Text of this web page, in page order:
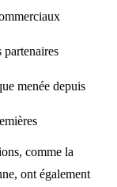
partenaires
menée depuis
comme la
ont également